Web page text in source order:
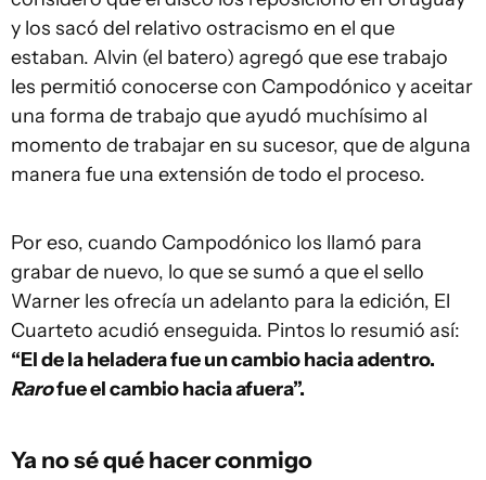
y los sacó del relativo ostracismo en el que
estaban. Alvin (el batero) agregó que ese trabajo
les permitió conocerse con Campodónico y aceitar
una forma de trabajo que ayudó muchísimo al
momento de trabajar en su sucesor, que de alguna
manera fue una extensión de todo el proceso.
Por eso, cuando Campodónico los llamó para
grabar de nuevo, lo que se sumó a que el sello
Warner les ofrecía un adelanto para la edición, El
Cuarteto acudió enseguida. Pintos lo resumió así:
“El de la heladera fue un cambio hacia adentro.
Rarofue el cambio hacia afuera”.
Ya no sé qué hacer conmigo